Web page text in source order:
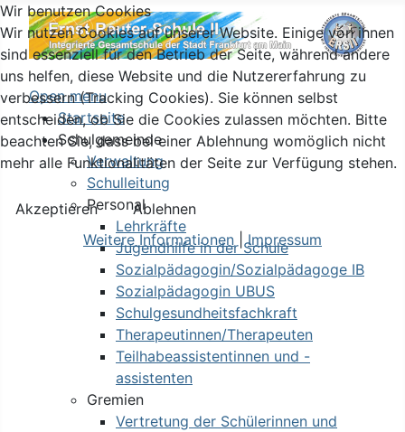
Open menu
Startseite
Schulgemeinde
Verwaltung
Schulleitung
Personal
Lehrkräfte
Jugendhilfe in der Schule
Sozialpädagogin/Sozialpädagoge IB
Sozialpädagogin UBUS
Schulgesundheitsfachkraft
Therapeutinnen/Therapeuten
Teilhabeassistentinnen und -
assistenten
Gremien
Vertretung der Schülerinnen und
Wir benutzen Cookies
Wir nutzen Cookies auf unserer Website. Einige von ihnen
sind essenziell für den Betrieb der Seite, während andere
uns helfen, diese Website und die Nutzererfahrung zu
verbessern (Tracking Cookies). Sie können selbst
entscheiden, ob Sie die Cookies zulassen möchten. Bitte
beachten Sie, dass bei einer Ablehnung womöglich nicht
mehr alle Funktionalitäten der Seite zur Verfügung stehen.
Akzeptieren
Ablehnen
Weitere Informationen |Impressum